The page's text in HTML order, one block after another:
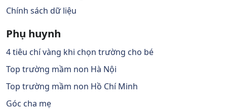
Chính sách dữ liệu
Phụ huynh
4 tiêu chí vàng khi chọn trường cho bé
Top trường mầm non Hà Nội
Top trường mầm non Hồ Chí Minh
Góc cha mẹ